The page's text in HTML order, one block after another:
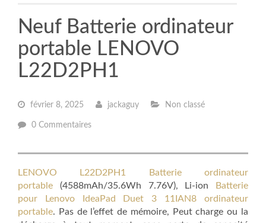
Neuf Batterie ordinateur
portable LENOVO
L22D2PH1
février 8, 2025 jackaguy Non classé
0 Commentaires
LENOVO L22D2PH1 Batterie ordinateur
portable (4588mAh/35.6Wh 7.76V), Li-ion
Batterie
pour Lenovo IdeaPad Duet 3 11IAN8 ordinateur
portable. Pas de l’effet de mémoire, Peut charge ou la